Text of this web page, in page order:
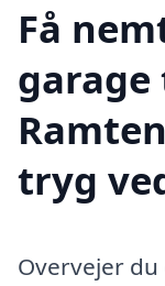
Få
tryg
Overvejer du